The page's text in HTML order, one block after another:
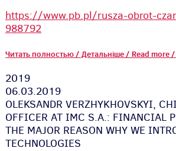
https://www.pb.pl/rusza-obrot-
988792
Читать полностью / Детальніше / Read more
2019
06.03.2019
OLEKSANDR VERZHYKHOVSKYI,
OFFICER AT IMC S.A.: FINANCIAL
THE MAJOR REASON WHY WE
TECHNOLOGIES